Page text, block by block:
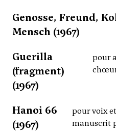
Genosse, Freund,
Mensch (1967)
Guerilla
(fragment)
(1967)
pour
Hanoi 66
(1967)
pour voix
manuscrit